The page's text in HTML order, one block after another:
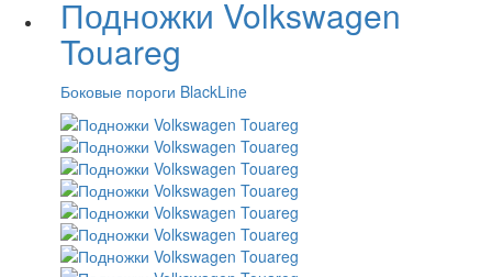
Подножки Volkswagen
Touareg
Боковые пороги BlackLine